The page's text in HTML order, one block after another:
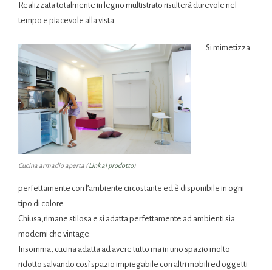
Realizzata totalmente in legno multistrato risulterà durevole nel
tempo e piacevole alla vista.
Cucina armadio aperta (Link al prodotto)
Si mimetizza
perfettamente con l’ambiente circostante ed è disponibile in ogni
tipo di colore.
Chiusa,rimane stilosa e si adatta perfettamente ad ambienti sia
moderni che vintage.
Insomma, cucina adatta ad avere tutto ma in uno spazio molto
ridotto salvando così spazio impiegabile con altri mobili ed oggetti